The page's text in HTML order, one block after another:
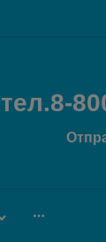
тел.8-